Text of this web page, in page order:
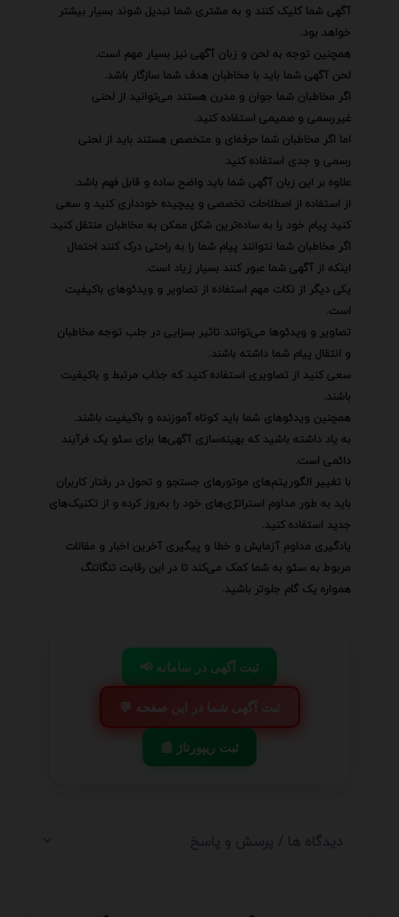
آگهی شما کلیک کنند و به مشتری شما تبدیل شوند بسیار بیشتر
خواهد بود.
همچنین توجه به لحن و زبان آگهی نیز بسیار مهم است.
لحن آگهی شما باید با مخاطبان هدف شما سازگار باشد.
اگر مخاطبان شما جوان و مدرن هستند می‌توانید از لحنی
غیررسمی و صمیمی استفاده کنید.
اما اگر مخاطبان شما حرفه‌ای و متخصص هستند باید از لحنی
رسمی و جدی استفاده کنید.
علاوه بر این زبان آگهی شما باید واضح ساده و قابل فهم باشد.
از استفاده از اصطلاحات تخصصی و پیچیده خودداری کنید و سعی
کنید پیام خود را به ساده‌ترین شکل ممکن به مخاطبان منتقل کنید.
اگر مخاطبان شما نتوانند پیام شما را به راحتی درک کنند احتمال
اینکه از آگهی شما عبور کنند بسیار زیاد است.
یکی دیگر از نکات مهم استفاده از تصاویر و ویدئوهای باکیفیت
است.
تصاویر و ویدئوها می‌توانند تاثیر بسزایی در جلب توجه مخاطبان
و انتقال پیام شما داشته باشند.
سعی کنید از تصاویری استفاده کنید که جذاب مرتبط و باکیفیت
باشند.
همچنین ویدئوهای شما باید کوتاه آموزنده و باکیفیت باشند.
به یاد داشته باشید که بهینه‌سازی آگهی‌ها برای سئو یک فرآیند
دائمی است.
با تغییر الگوریتم‌های موتورهای جستجو و تحول در رفتار کاربران
باید به طور مداوم استراتژی‌های خود را به‌روز کرده و از تکنیک‌های
جدید استفاده کنید.
یادگیری مداوم آزمایش و خطا و پیگیری آخرین اخبار و مقالات
مربوط به سئو به شما کمک می‌کند تا در این رقابت تنگاتنگ
همواره یک گام جلوتر باشید.
📢 ثبت آگهی در سامانه
💬 ثبت آگهی شما در این صفحه
📰 ثبت ریپورتاژ
دیدگاه ها / پرسش و پاسخ